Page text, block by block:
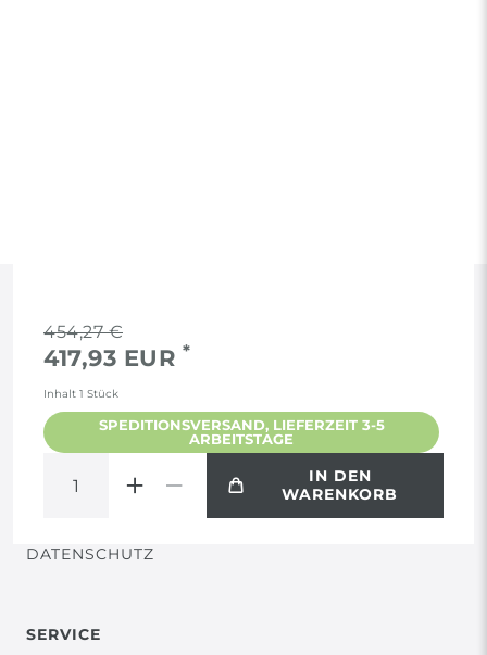
454,27 €
417,93 EUR *
Inhalt 1 Stück
SPEDITIONSVERSAND, LIEFERZEIT 3-5
ARBEITSTAGE
IN DEN
WARENKORB
RECHTLICHES
AGB
WIDERRUF
VERTRAG WIDERRUFEN
DATENSCHUTZ
SERVICE